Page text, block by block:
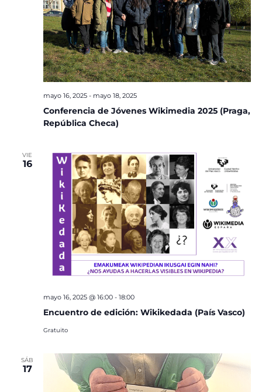
Conferencia de Jóvenes Wikimedia 2025 (Praga,
República Checa)
mayo 16, 2025- mayo 18, 2025
VIE
16
Encuentro de edición: Wikikedada (País Vasco)
mayo 16, 2025 @ 16:00- 18:00
Gratuito
SÁB
17